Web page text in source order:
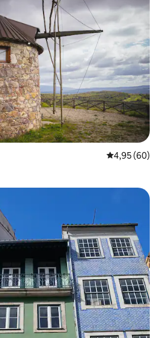
4,95 ud af 5 i
4,95 (60)